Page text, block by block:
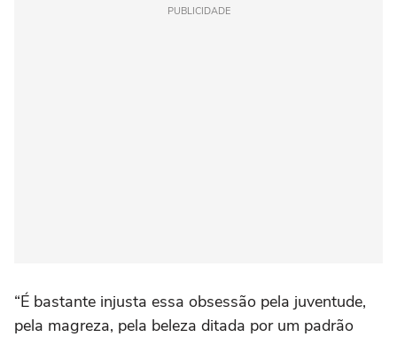
PUBLICIDADE
“É bastante injusta essa obsessão pela juventude,
pela magreza, pela beleza ditada por um padrão